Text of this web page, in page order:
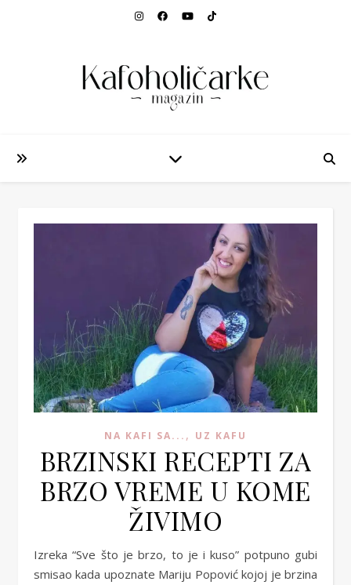
NA KAFI SA... , UZ KAFU
BRZINSKI RECEPTI ZA
BRZO VREME U KOME
ŽIVIMO
Izreka “Sve što je brzo, to je i kuso” potpuno gubi
smisao kada upoznate Mariju Popović kojoj je brzina